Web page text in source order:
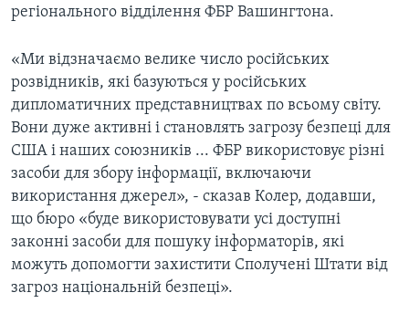
регіонального відділення ФБР Вашингтона.
«Ми відзначаємо велике число російських
розвідників, які базуються у російських
дипломатичних представництвах по всьому світу.
Вони дуже активні і становлять загрозу безпеці для
США і наших союзників ... ФБР використовує різні
засоби для збору інформації, включаючи
використання джерел», - сказав Колер, додавши,
що бюро «буде використовувати усі доступні
законні засоби для пошуку інформаторів, які
можуть допомогти захистити Сполучені Штати від
загроз національній безпеці».